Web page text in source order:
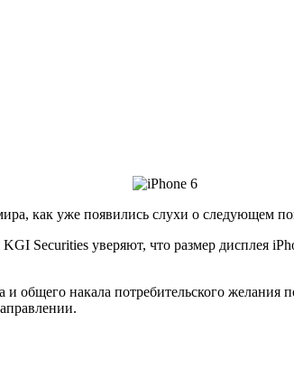
как уже появились слухи о следующем
Securities уверяют, что размер дисплея
накала потребительского желания